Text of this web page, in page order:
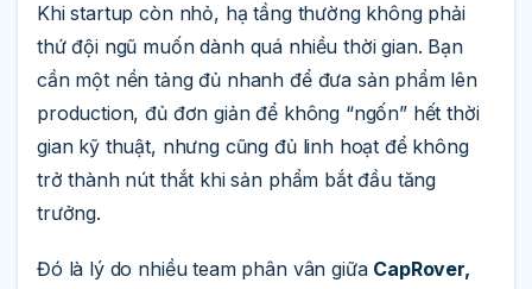
Khi startup còn nhỏ, hạ tầng thường không phải
thứ đội ngũ muốn dành quá nhiều thời gian. Bạn
cần một nền tảng đủ nhanh để đưa sản phẩm lên
production, đủ đơn giản để không “ngốn” hết thời
gian kỹ thuật, nhưng cũng đủ linh hoạt để không
trở thành nút thắt khi sản phẩm bắt đầu tăng
trưởng.
Đó là lý do nhiều team phân vân giữa CapRover,